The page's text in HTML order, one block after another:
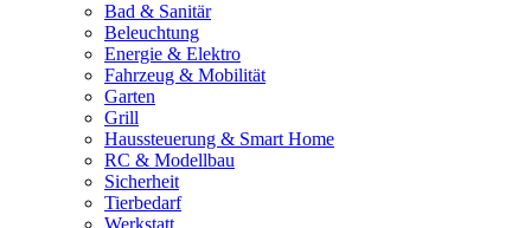
Bad & Sanitär
Beleuchtung
Energie & Elektro
Fahrzeug & Mobilität
Garten
Grill
Haussteuerung & Smart Home
RC & Modellbau
Sicherheit
Tierbedarf
Werkstatt